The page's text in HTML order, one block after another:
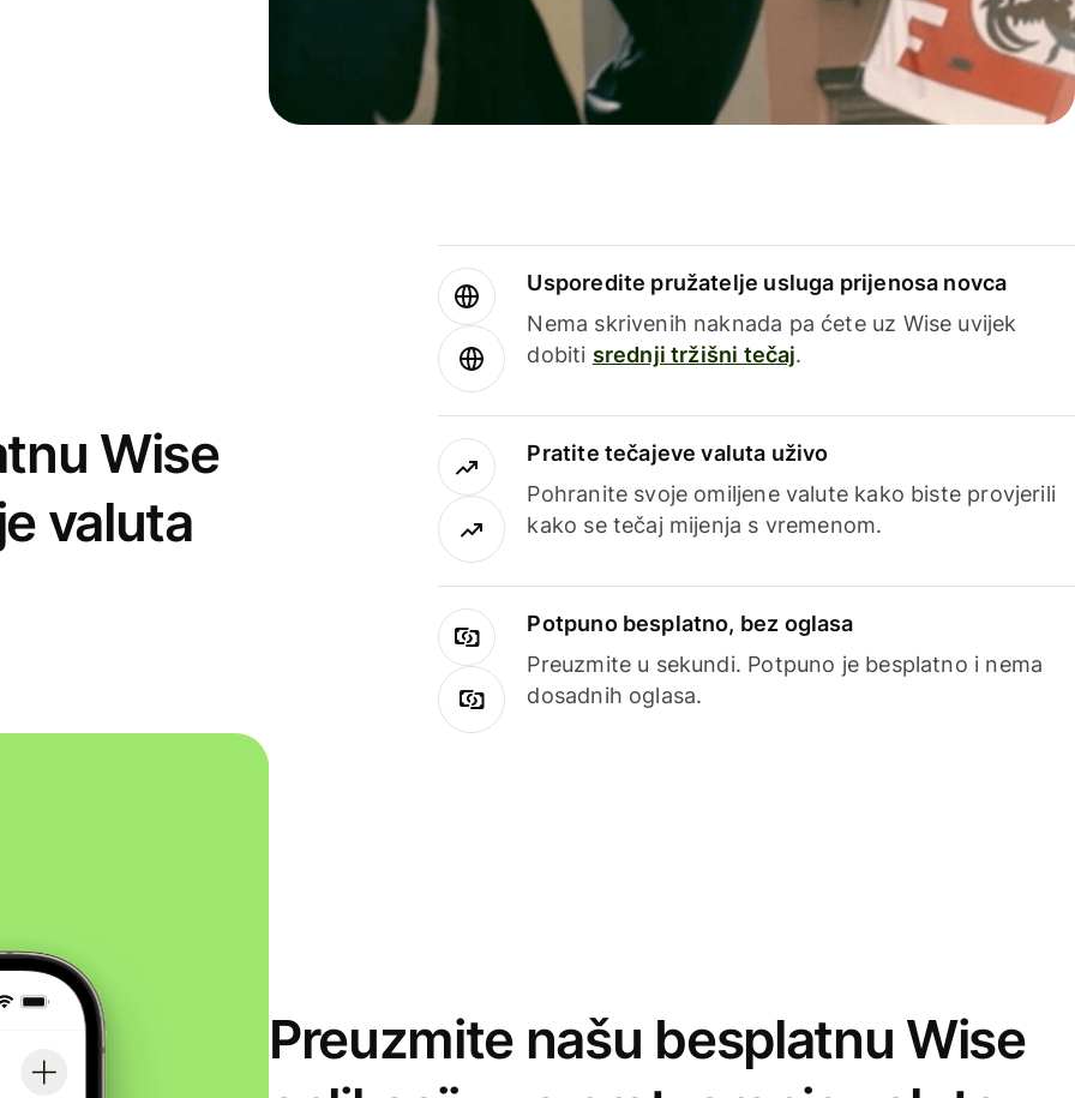
Wise
valuta
Usporedite pružatelje usluga prijenosa novca
Nema skrivenih naknada pa ćete uz Wise uvijek
dobiti srednji tržišni tečaj.
Pratite tečajeve valuta uživo
Pohranite svoje omiljene valute kako biste provjerili
kako se tečaj mijenja s vremenom.
Potpuno besplatno, bez oglasa
Preuzmite u sekundi. Potpuno je besplatno i nema
dosadnih oglasa.
Preuzmite našu besplatnu Wise